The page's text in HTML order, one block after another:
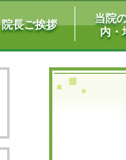
院長ご挨拶
当院
内・